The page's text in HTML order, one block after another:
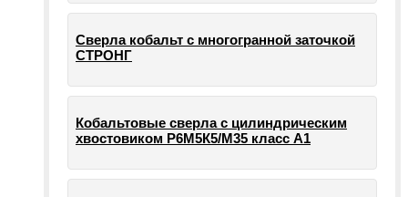
Сверла кобальт с многогранной заточкой
СТРОНГ
Кобальтовые сверла с цилиндрическим
хвостовиком Р6М5К5/М35 класс А1